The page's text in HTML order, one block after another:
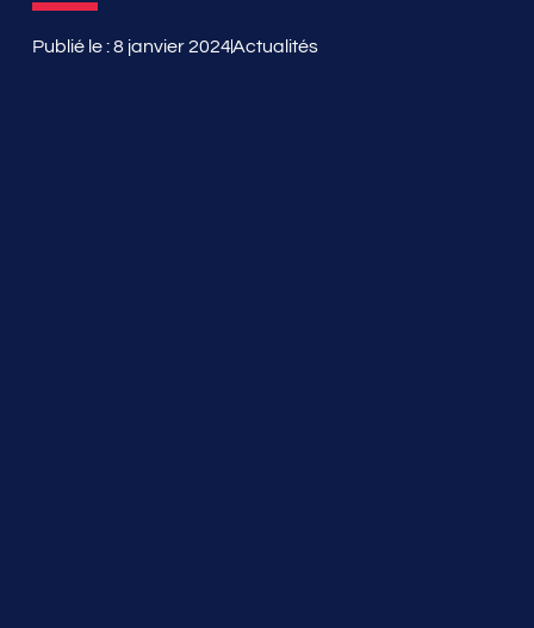
Publié le :8 janvier 2024Actualités